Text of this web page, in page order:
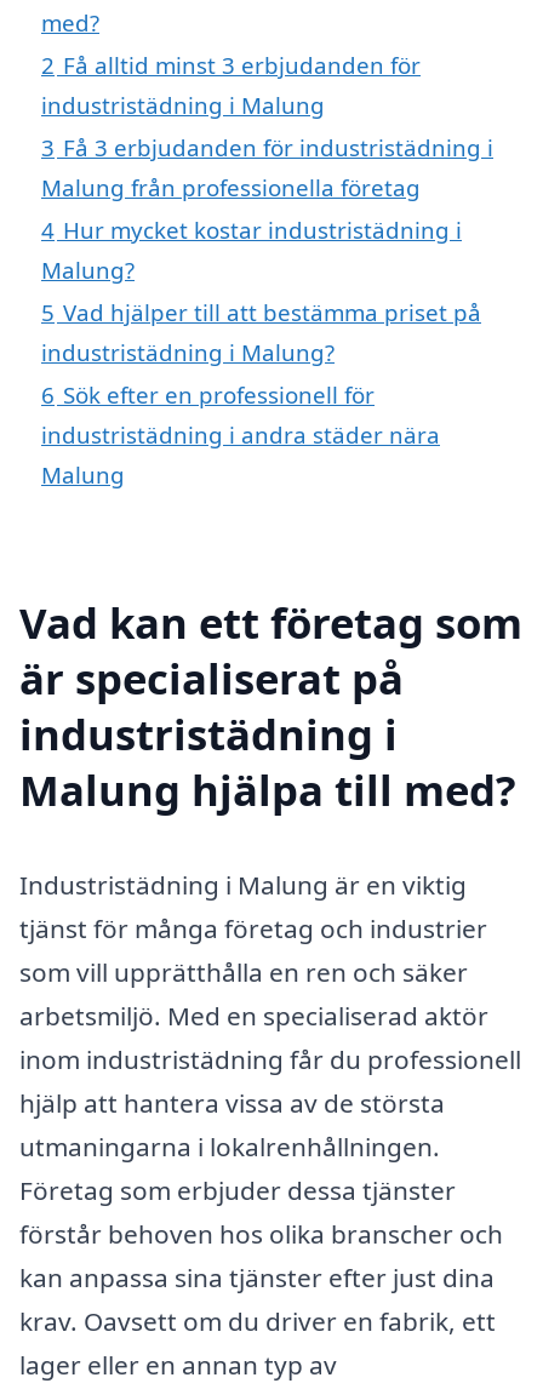
med?
2 Få alltid minst 3 erbjudanden för
industristädning i Malung
3 Få 3 erbjudanden för industristädning i
Malung från professionella företag
4 Hur mycket kostar industristädning i
Malung?
5 Vad hjälper till att bestämma priset på
industristädning i Malung?
6 Sök efter en professionell för
industristädning i andra städer nära
Malung
Vad kan ett företag som
är specialiserat på
industristädning i
Malung hjälpa till med?
Industristädning i Malung är en viktig
tjänst för många företag och industrier
som vill upprätthålla en ren och säker
arbetsmiljö. Med en specialiserad aktör
inom industristädning får du professionell
hjälp att hantera vissa av de största
utmaningarna i lokalrenhållningen.
Företag som erbjuder dessa tjänster
förstår behoven hos olika branscher och
kan anpassa sina tjänster efter just dina
krav. Oavsett om du driver en fabrik, ett
lager eller en annan typ av